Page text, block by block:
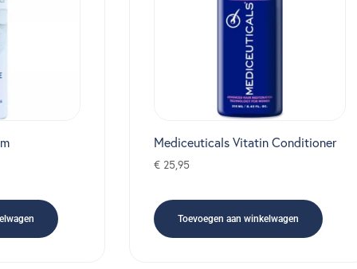
Mediceuticals Vitatin Conditioner
€ 25,95
Toevoegen aan winkelwagen